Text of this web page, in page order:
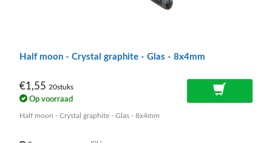
Half moon - Crystal graphite - Glas - 8x4mm
€1,55 20stuks
Op voorraad
Half moon - Crystal graphite - Glas - 8x4mm